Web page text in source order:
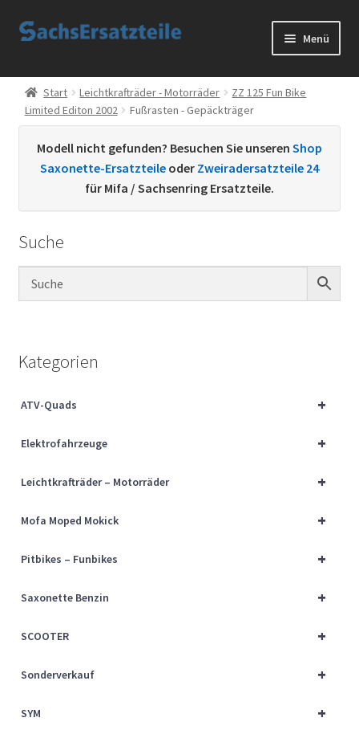
Zur
Zum
Menü
Start
AGB
Datenschutzerklärung
Kontakt
Sachs Ersatzteile
Über uns
Start Leichtkrafträder - Motorräder
ZZ 125 Fun Bike
Limited Editon 2002
Fußrasten - Gepäckträger
Modell nicht gefunden? Besuchen Sie unseren Shop
Saxonette-Ersatzteile oder Zweiradersatzteile 24
für Mifa / Sachsenring Ersatzteile.
Suche
Kategorien
+
ATV-Quads
+
Elektrofahrzeuge
+
Leichtkrafträder – Motorräder
+
Mofa Moped Mokick
+
Pitbikes – Funbikes
+
Saxonette Benzin
+
SCOOTER
+
Sonderverkauf
+
SYM